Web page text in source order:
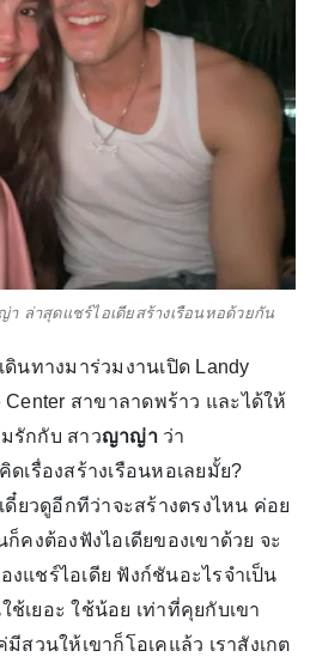
ล่าสุดแชร์ไอเดียสร้างเรือนหอด้วยกัน
ดินทางมาร่วมงานเปิด Landy
Center สาขาลาดพร้าว และได้ให้
รักกับ สาวญาญ่าว่า
เรื่องสร้างเรือนหอเลยมั้ย?
ดี๋ยวดูอีกทีว่าจะสร้างตรงไหน ค่อย
คงต้องฟังไอเดียของเขาด้วย จะ
แชร์ไอเดีย ฟังก์ชันอะไรจำเป็น
เยอะ ใช้น้อย เท่าที่คุยกับเขา
สวนให้เขาก็โอเคแล้ว เราสังเกต